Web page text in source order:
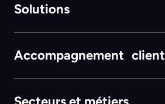
Solutions
Accompagnement client